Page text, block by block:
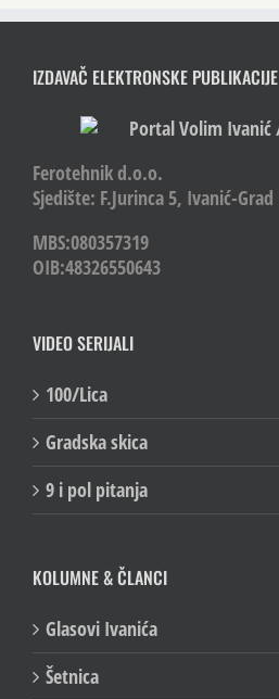
IZDAVAČ ELEKTRONSKE PUBLIKACIJE
Ferotehnik d.o.o.
Sjedište: F.Jurinca 5, Ivanić-Grad
MBS:080357319
OIB:48326550643
VIDEO SERIJALI
100/Lica
Gradska skica
9 i pol pitanja
KOLUMNE & ČLANCI
Glasovi Ivanića
Šetnica